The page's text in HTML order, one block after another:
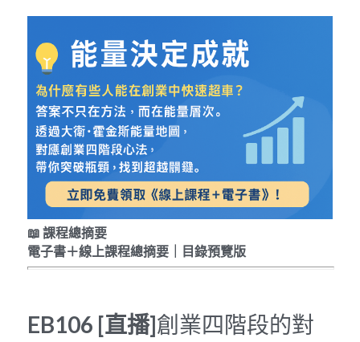
📖 課程總摘要
電子書＋線上課程總摘要｜目錄預覽版
EB106 [直播]創業四階段的對